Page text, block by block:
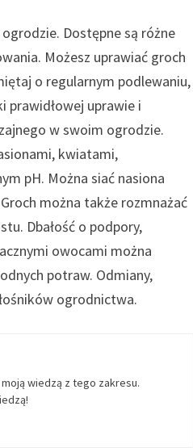
Dostępne są różne
Możesz uprawiać groch
o regularnym podlewaniu,
prawidłowej uprawie i
w swoim ogrodzie.
kwiatami,
pH. Można siać nasiona
można także rozmnażać
Dbałość o podpory,
owocami można
potraw. Odmiany,
ogrodnictwa.
wiedzą z tego zakresu.